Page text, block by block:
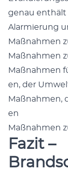
genau enthält
Alarmierung
Maß­nah­men
Maß­nah­men
Maß­nah­men
en, der
Maß­nah­men,
en
Maß­nah­men
Fazit –